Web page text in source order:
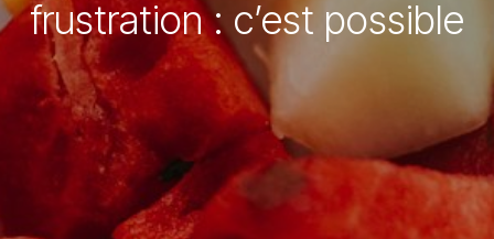
frustration : c’est possible